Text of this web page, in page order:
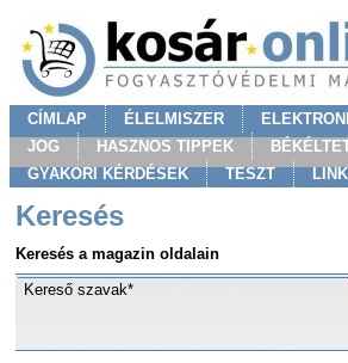
CÍMLAP ÉLELMISZER
JOG
HASZNOS TIPPEK
GYAKORI KÉRDÉSEK
TESZT
Keresés
Keresés a magazin oldalain
Kereső szavak*